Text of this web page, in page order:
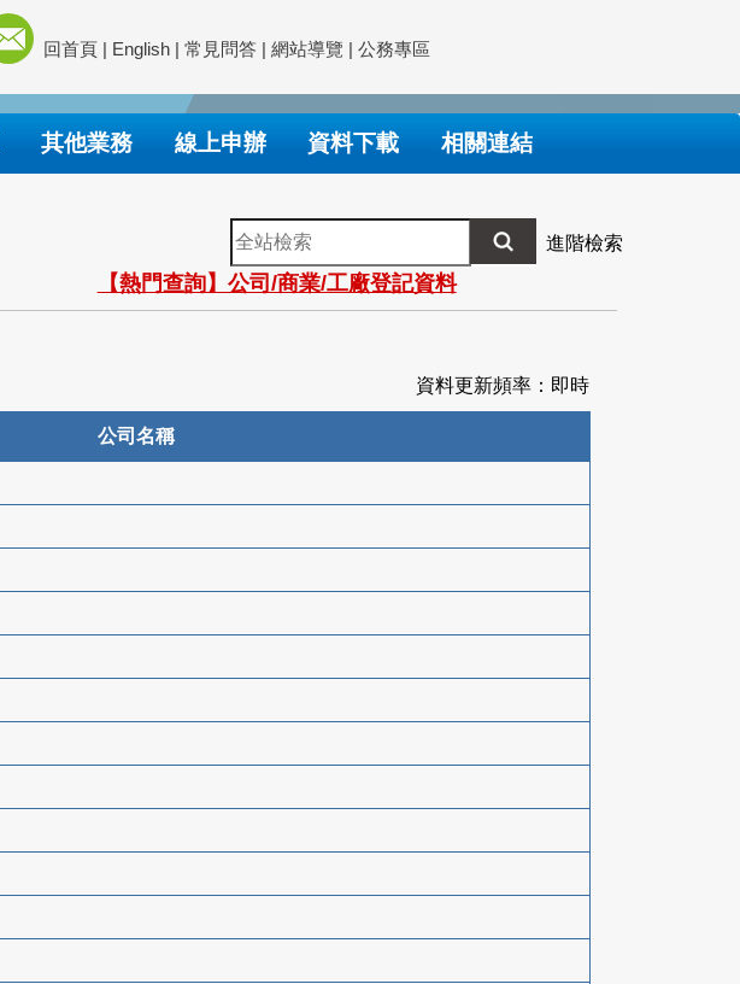
回首頁 | English | 常見問答 | 網站導覽 | 公務專區
其他業務 線上申辦 資料下載 相關連結
全
站
檢
索
進階檢索
【熱門查詢】公司/商業/工廠登記資料
資料更新頻率：即時
公司名稱